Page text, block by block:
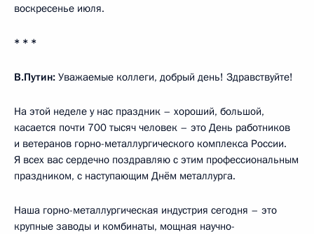
воскресенье июля.
* * *
В.Путин: Уважаемые коллеги, добрый день! Здравствуйте!
На этой неделе у нас праздник – хороший, большой,
касается почти 700 тысяч человек – это День работников
и ветеранов горно-металлургического комплекса России.
Я всех вас сердечно поздравляю с этим профессиональным
праздником, с наступающим Днём металлурга.
Наша горно-металлургическая индустрия сегодня – это
крупные заводы и комбинаты, мощная научно-